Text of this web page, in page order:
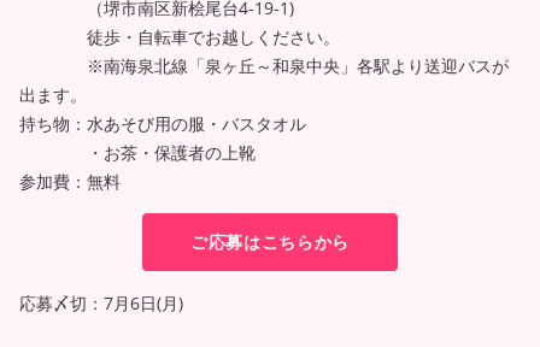
（堺市南区新桧尾台4-19-1)
徒歩・自転車でお越しください。
※南海泉北線「泉ヶ丘～和泉中央」各駅より送迎バスが
出ます。
持ち物：水あそび用の服・バスタオル
・お茶・保護者の上靴
参加費：無料
ご応募はこちらから
応募〆切：7月6日(月)